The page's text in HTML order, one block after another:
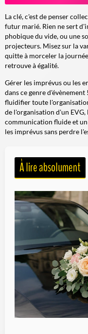
La clé, c'est de penser
futur marié. Rien ne sert
phobique du vide, ou une
projecteurs. Misez sur la
quitte à morceler la
retrouve à égalité.
Gérer les imprévus ou les
dans ce genre
fluidifier toute
de l'organisation d'un
communication fluide et
les imprévus sans perdre
À lire absolument